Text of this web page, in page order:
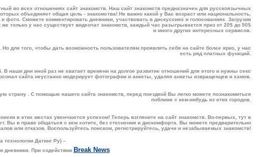
во всех отношениях сайт знакомств . Наш сайт знакомств предназначен для русскоязычных
объединяет общая цель - знакомства! Не важно какой у Вас возраст или национальность,
Сможете комментировать дневники, участвовать в дискуссиях и голосованиях. Загрузив
только у нас существует видеочат знакомств, каждый час разыгрывается приз от 20$ до 50$
и много других интересных сервисов.
для того, чтобы дать возможность пользователям проявлять себя на сайте более ярко, у нас
есть ряд платных функций.
. В наши дни иной раз не хватает времени на долгое развитие отношений для этого и нужны секс
сайта неустанно модерирует фотографии и анкеты, удаляя анкеты извращенцев и хамов.
страну . С помощью нашего сайта знакомств, перед поездкой Вы легко можете познакомиться
поближе с кем-нибудь из этих городов.
в этих местах увенчаются успехом! Теперь взгляните на сайт знакомств. Во-первых, тут в
Вы в праве общаться с кем хотите, без стеснения и дискомфорта. Вы можете предварительно
или отказов. Воспользуйтесь поиском, регистрируйтесь, удачи и незабываемых знакомств!
технологии Датинг Ру) –
дневники. При содействии Break News